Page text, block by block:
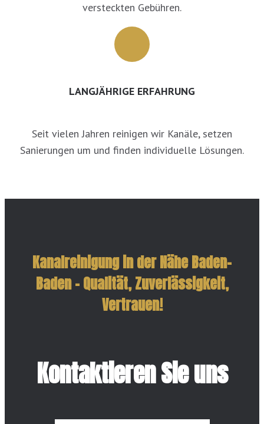
versteckten Gebühren.
LANGJÄHRIGE ERFAHRUNG
Seit vielen Jahren reinigen wir Kanäle, setzen
Sanierungen um und finden individuelle Lösungen.
Kanalreinigung in der Nähe Baden-
Baden – Qualität, Zuverlässigkeit,
Vertrauen!
Kontaktieren Sie uns